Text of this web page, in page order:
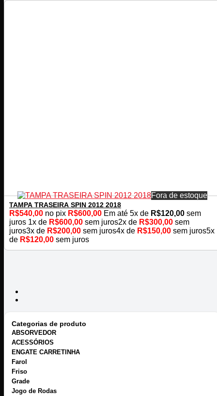
Fora de estoque
TAMPA TRASEIRA SPIN 2012 2018
R$540,00 no pix R$600,00 Em até 5x de R$120,00 sem
juros 1x de R$600,00 sem juros2x de R$300,00 sem
juros3x de R$200,00 sem juros4x de R$150,00 sem juros5x
de R$120,00 sem juros
Categorias de produto
ABSORVEDOR
ACESSÓRIOS
ENGATE CARRETINHA
Farol
Friso
Grade
Jogo de Rodas